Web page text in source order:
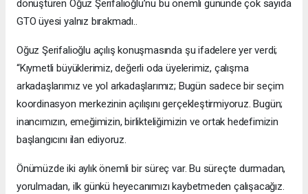
dönüştüren Oğuz Şerifalioğlu’nu bu önemli gününde çok sayıda
GTO üyesi yalnız bırakmadı..
Oğuz Şerifalioğlu açılış konuşmasında şu ifadelere yer verdi;
“Kıymetli büyüklerimiz, değerli oda üyelerimiz, çalışma
arkadaşlarımız ve yol arkadaşlarımız; Bugün sadece bir seçim
koordinasyon merkezinin açılışını gerçekleştirmiyoruz. Bugün;
inancımızın, emeğimizin, birlikteliğimizin ve ortak hedefimizin
başlangıcını ilan ediyoruz.
Önümüzde iki aylık önemli bir süreç var. Bu süreçte durmadan,
yorulmadan, ilk günkü heyecanımızı kaybetmeden çalışacağız.